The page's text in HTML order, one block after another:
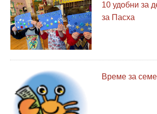
10 удобни за
за Пасха
Време за